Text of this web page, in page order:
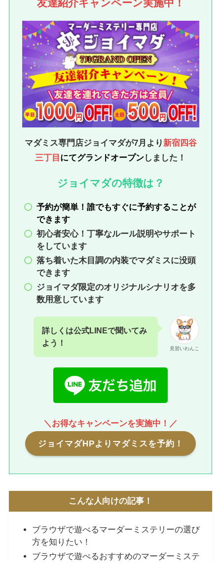
友達紹介キャンペーン実施中！
マダミス専門店ジョイマダが7月より 新宿四谷
三丁目 にてグランドオープンしました！
ジョイマダの特徴は？
予約が簡単！誰でもすぐに予約することが
できます
初心者安心！丁寧なルール説明やサポート
をしています
落ち着いた木目調の内装でマダミスに没頭
できます
ジョイマダ限定のオリジナルシナリオを多
数用意しています
見習いわんこ
詳しくは公式LINEで聞いてみ
よう！
＼お得なキャンペーンを実施中！／
ジョイマダHPよりマダミスを予約！
こんな人向けの記事！
ブラウザで遊べるマーダーミステリーの選び
方を知りたい！
ブラウザで遊べるおすすめのマーダーミステ